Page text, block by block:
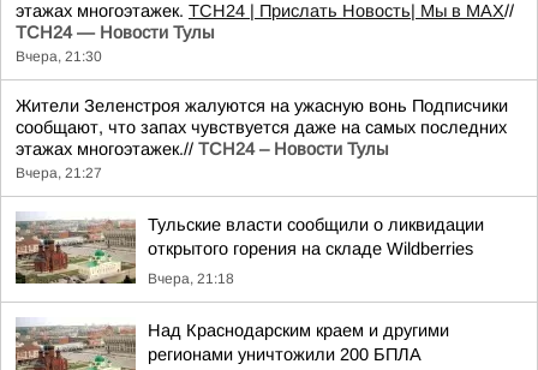
этажах многоэтажек. ТСН24 | Прислать Новость| Мы в МАХ//
ТСН24 — Новости Тулы
Вчера, 21:30
Жители Зеленстроя жалуются на ужасную вонь Подписчики
сообщают, что запах чувствуется даже на самых последних
этажах многоэтажек.// ТСН24 – Новости Тулы
Вчера, 21:27
Тульские власти сообщили о ликвидации
открытого горения на складе Wildberries
Вчера, 21:18
Над Краснодарским краем и другими
регионами уничтожили 200 БПЛА